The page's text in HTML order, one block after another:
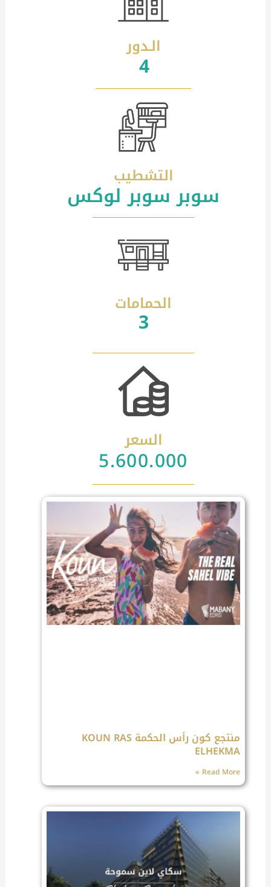
الـدور
4
التشطيب
سوبر سوبر لوكس
الحمامات
3
السعر
5.600.000
منتجع كون رأس الحكمة KOUN RAS
ELHEKMA
Read More »